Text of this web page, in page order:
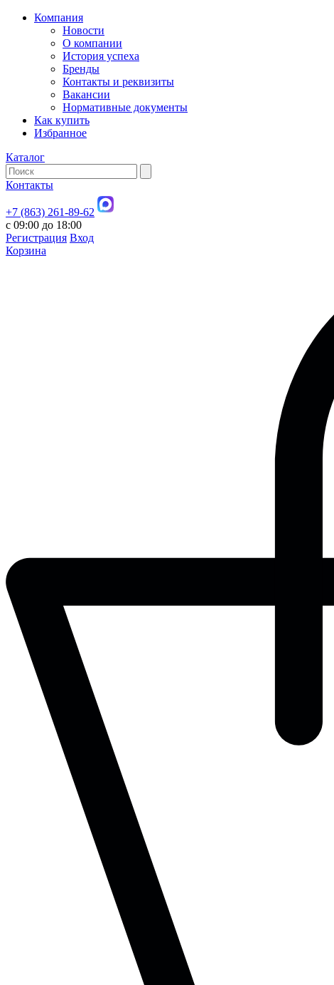
Компания
Новости
О компании
История успеха
Бренды
Контакты и реквизиты
Вакансии
Нормативные документы
Как купить
Избранное
Каталог
Контакты
+7 (863) 261-89-62
с 09:00 до 18:00
Регистрация Вход
Корзина